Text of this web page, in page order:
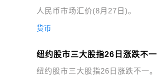
人民币市场汇价(8月27日)。
货币
纽约股市三大股指26日涨跌不一
纽约股市三大股指26日涨跌不一。